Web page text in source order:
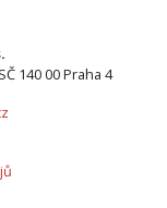
140 00 Praha 4